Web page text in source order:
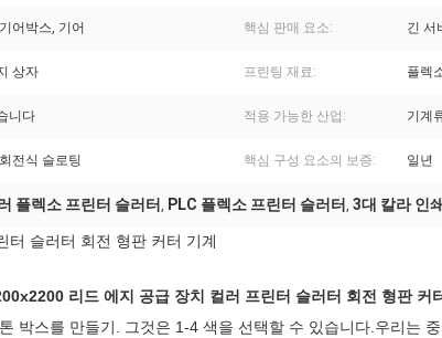
어박스, 기어 핵심 판매 요소: 긴 서
상자 프린팅 재료: 플렉
니다 적용 가능한 산업: 기계
전식 슬로팅 핵심 구성 요소의 보증: 일년
플렉소 프린터 슬러터 , PLC 플렉소 프린터 슬러터 , 3대 칼라 인
터 슬러터 회전 형판 커터 기계
리드 에지 공급 장치 컬러 프린터 슬러터 회전 형판 커
박스를 만들기. 그것은 1-4 색을 선택할 수 있습니다.우리는